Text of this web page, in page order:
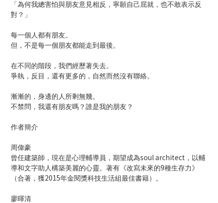
「為何我總害怕與朋友意見相反，寧願自己屈就，也不敢表示反
對？」
每一個人都有朋友。
但，不是每一個朋友都能走到最後。
在不同的階段，我們經歷著失去。
爭執，反目，還有更多的，自然而然沒有聯絡。
漸漸的，身邊的人所剩無幾。
不禁問，我還有朋友嗎？誰是我的朋友？
作者簡介
周偉豪
曾任建築師，現在是心理輔導員，期望成為soul architect ，以輔
導和文字助人構築美麗的心靈。著有《改寫未來的9種生存力》
（合著，獲2015年金閱獎科技生活組最佳書籍）。
廖暉清